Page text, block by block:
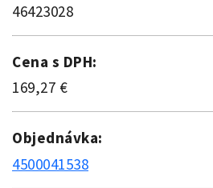
46423028
Cena s DPH:
169,27 €
Objednávka:
4500041538